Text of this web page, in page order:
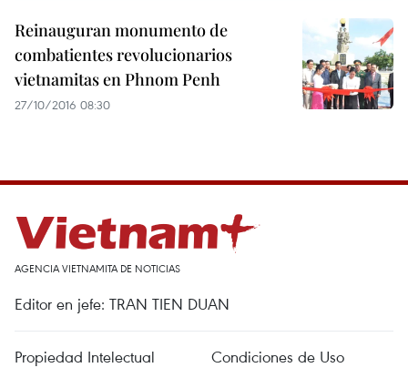
Reinauguran monumento de
combatientes revolucionarios
vietnamitas en Phnom Penh
27/10/2016 08:30
AGENCIA VIETNAMITA DE NOTICIAS
Editor en jefe: TRAN TIEN DUAN
Propiedad Intelectual Condiciones de Uso